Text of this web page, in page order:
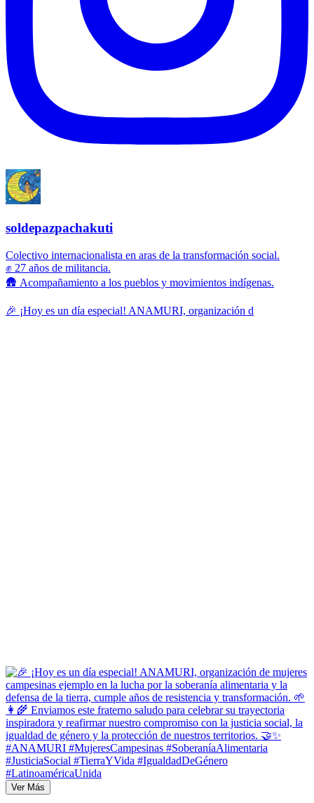
soldepazpachakuti
Colectivo internacionalista en aras de la transformación social.
✊ 27 años de militancia.
🛖 Acompañamiento a los pueblos y movimientos indígenas.
🎉 ¡Hoy es un día especial! ANAMURI, organización d
Ver Más